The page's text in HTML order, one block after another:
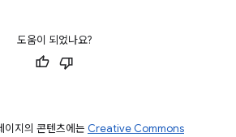
도움이 되었나요?
이지의 콘텐츠에는 Creative Commons